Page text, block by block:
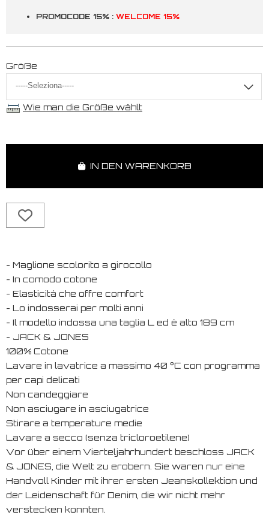
PROMOCODE 15% : WELCOME 15%
Größe
Wie man die Größe wählt
IN DEN WARENKORB
- Maglione scolorito a girocollo
- In comodo cotone
- Elasticità che offre comfort
- Lo indosserai per molti anni
- Il modello indossa una taglia L ed è alto 189 cm
- JACK & JONES
100% Cotone
Lavare in lavatrice a massimo 40 °C con programma
per capi delicati
Non candeggiare
Non asciugare in asciugatrice
Stirare a temperature medie
Lavare a secco (senza tricloroetilene)
Vor über einem Vierteljahrhundert beschloss JACK
& JONES, die Welt zu erobern. Sie waren nur eine
Handvoll Kinder mit ihrer ersten Jeanskollektion und
der Leidenschaft für Denim, die wir nicht mehr
verstecken konnten.